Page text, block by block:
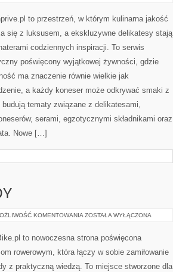
EKSKLUZYWNE
to przestrzeń, w którym kulinarna jakość
się z luksusem, a ekskluzywne delikatesy stają
codziennych inspiracji. To serwis
poświęcony wyjątkowej żywności, gdzie
ma znaczenie równie wielkie jak
a każdy koneser może odkrywać smaki z
tematy związane z delikatesami,
serami, egzotycznymi składnikami oraz
Nowe […]
KOMENTOWANIA WEEKENDOWE
ZOSTAŁA WYŁĄCZONA
to nowoczesna strona poświęcona
rowerowym, która łączy w sobie zamiłowanie
z praktyczną wiedzą. To miejsce stworzone dla